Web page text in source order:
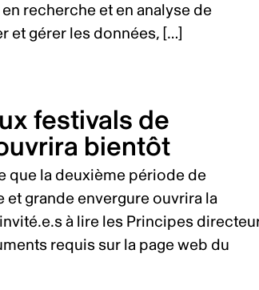
recherche et en analyse de
et gérer les données, […]
festivals de
bientôt
que la deuxième période de
et grande envergure ouvrira la
à lire les Principes
requis sur la page web du